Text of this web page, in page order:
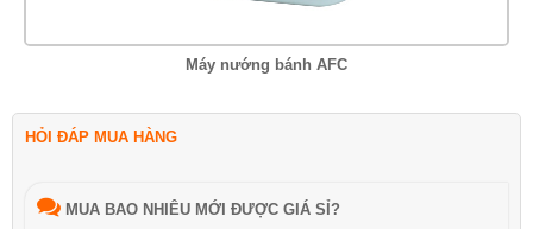
Máy nướng bánh AFC
HỎI ĐÁP MUA HÀNG
MUA BAO NHIÊU MỚI ĐƯỢC GIÁ SỈ?